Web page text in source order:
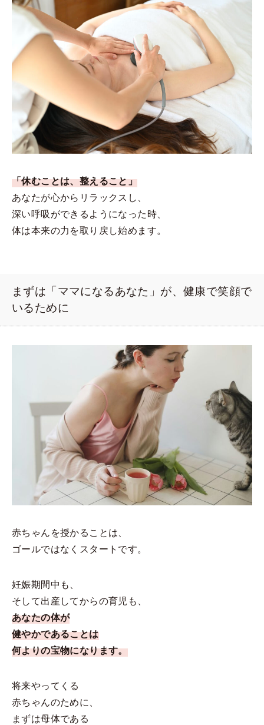
「休むことは、整えること」
あなたが心からリラックスし、
深い呼吸ができるようになった時、
体は本来の力を取り戻し始めます。
まずは「ママになるあなた」が、健康で笑顔で
いるために
赤ちゃんを授かることは、
ゴールではなくスタートです。
妊娠期間中も、
そして出産してからの育児も、
あなたの体が
健やかであることは
何よりの宝物になります。
将来やってくる
赤ちゃんのために、
まずは母体である